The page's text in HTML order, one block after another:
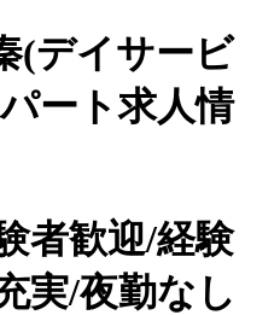
(デイサービ
ート求人情
者歓迎/経験
実/夜勤なし